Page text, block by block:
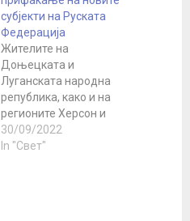
субјекти на Руската
Федерација
Жителите на
Доњецката и
Луганската народна
република, како и на
регионите Херсон и
Запорожје, го направија
својот „недвосмислен
30/09/2022
In "Свет"